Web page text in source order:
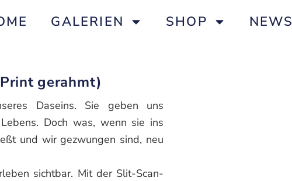
GALERIEN SHOP NEWS
gerahmt)
Daseins. Sie geben uns
Doch was, wenn sie ins
und wir gezwungen sind, neu
sichtbar. Mit der Slit-Scan-